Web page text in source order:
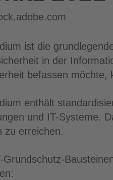
ist die
in der
befassen
enthält
und IT-Systeme.
zu erreichen.
-Grundschutz-